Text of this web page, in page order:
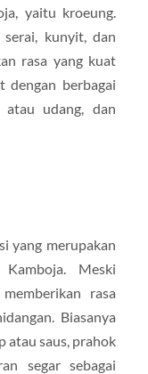
yaitu kroeung.
kunyit, dan
rasa yang kuat
dengan berbagai
udang, dan
yang merupakan
Meski
rasa
Biasanya
atau saus, prahok
segar sebagai